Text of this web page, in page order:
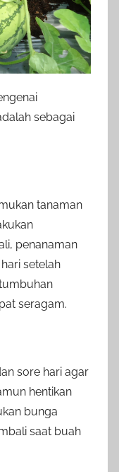
sebagai
tanaman
penanaman
setelah
seragam.
sore hari agar
hentikan
bunga
saat buah